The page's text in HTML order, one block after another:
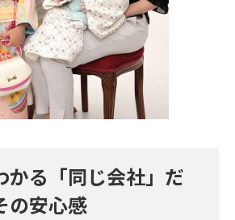
かる「同じ会社」だ
の安心感